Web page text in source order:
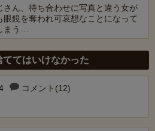
さん、待ち合わせに写真と違う女が
鏡を奪われ可哀想なことになって
まう…
てはいけなかった
コメント(12)